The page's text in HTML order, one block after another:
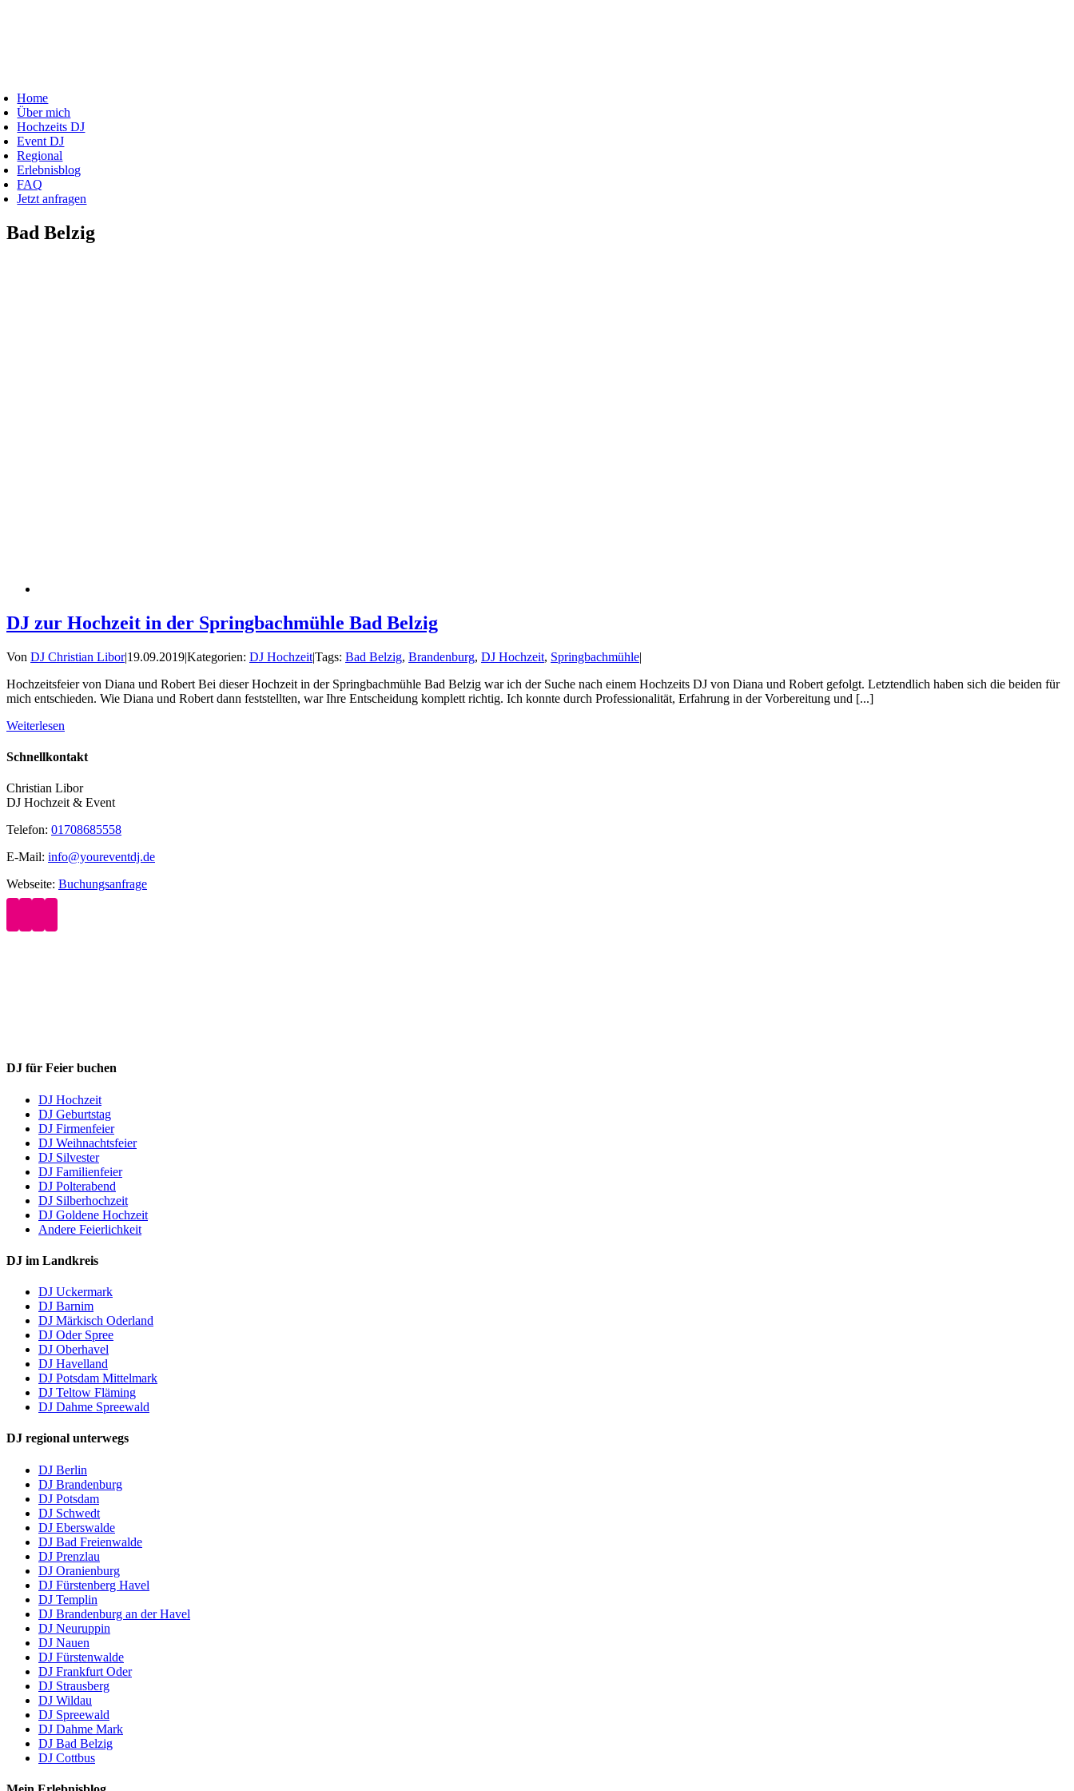
Home
Über mich
Hochzeits DJ
Event DJ
Regional
Erlebnisblog
FAQ
Jetzt anfragen
Bad Belzig
DJ zur Hochzeit in der Springbachmühle Bad Belzig
Von DJ Christian Libor|19.09.2019|Kategorien: DJ Hochzeit|Tags: Bad Belzig, Brandenburg, DJ Hochzeit, Springbachmühle|
Hochzeitsfeier von Diana und Robert Bei dieser Hochzeit in der Springbachmühle Bad Belzig war ich der Suche nach einem Hochzeits DJ von Diana und Robert gefolgt. Letztendlich haben sich die beiden für
mich entschieden. Wie Diana und Robert dann feststellten, war Ihre Entscheidung komplett richtig. Ich konnte durch Professionalität, Erfahrung in der Vorbereitung und [...]
Weiterlesen
Schnellkontakt
Christian Libor
DJ Hochzeit & Event
Telefon: 01708685558
E-Mail: info@youreventdj.de
Webseite: Buchungsanfrage
DJ für Feier buchen
DJ Hochzeit
DJ Geburtstag
DJ Firmenfeier
DJ Weihnachtsfeier
DJ Silvester
DJ Familienfeier
DJ Polterabend
DJ Silberhochzeit
DJ Goldene Hochzeit
Andere Feierlichkeit
DJ im Landkreis
DJ Uckermark
DJ Barnim
DJ Märkisch Oderland
DJ Oder Spree
DJ Oberhavel
DJ Havelland
DJ Potsdam Mittelmark
DJ Teltow Fläming
DJ Dahme Spreewald
DJ regional unterwegs
DJ Berlin
DJ Brandenburg
DJ Potsdam
DJ Schwedt
DJ Eberswalde
DJ Bad Freienwalde
DJ Prenzlau
DJ Oranienburg
DJ Fürstenberg Havel
DJ Templin
DJ Brandenburg an der Havel
DJ Neuruppin
DJ Nauen
DJ Fürstenwalde
DJ Frankfurt Oder
DJ Strausberg
DJ Wildau
DJ Spreewald
DJ Dahme Mark
DJ Bad Belzig
DJ Cottbus